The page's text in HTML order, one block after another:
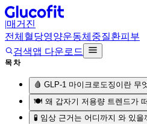
|매거진
전체 혈당영양운동체중질환피부
검색앱 다운로드
목차
🩸 GLP-1 마이크로도징이란 무
🍽️ 왜 갑자기 저용량 트렌드가
🧪 임상 근거는 어디까지 와 있을